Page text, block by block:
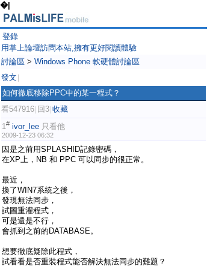
�|
登錄
用掌上論壇訪問本站,擁有更好閱讀體驗
討論區 > Windows Phone 軟硬體討論區
發文
如何徹底移除PPC中的某一程式？
看547916 回3 收藏
1# ivor_lee 只看他
2009-12-23 06:32
因是之前用SPLASHID記錄密碼，
在XP上，NB 和 PPC 可以同步的很正常。
最近，
換了WIN7系統之後，
發現無法同步，
試圖重灌程式，
可是還是不行，
會抓到之前的DATABASE。
想要徹底疑除此程式，
試看看是否重裝程式能否解決無法同步的難題？